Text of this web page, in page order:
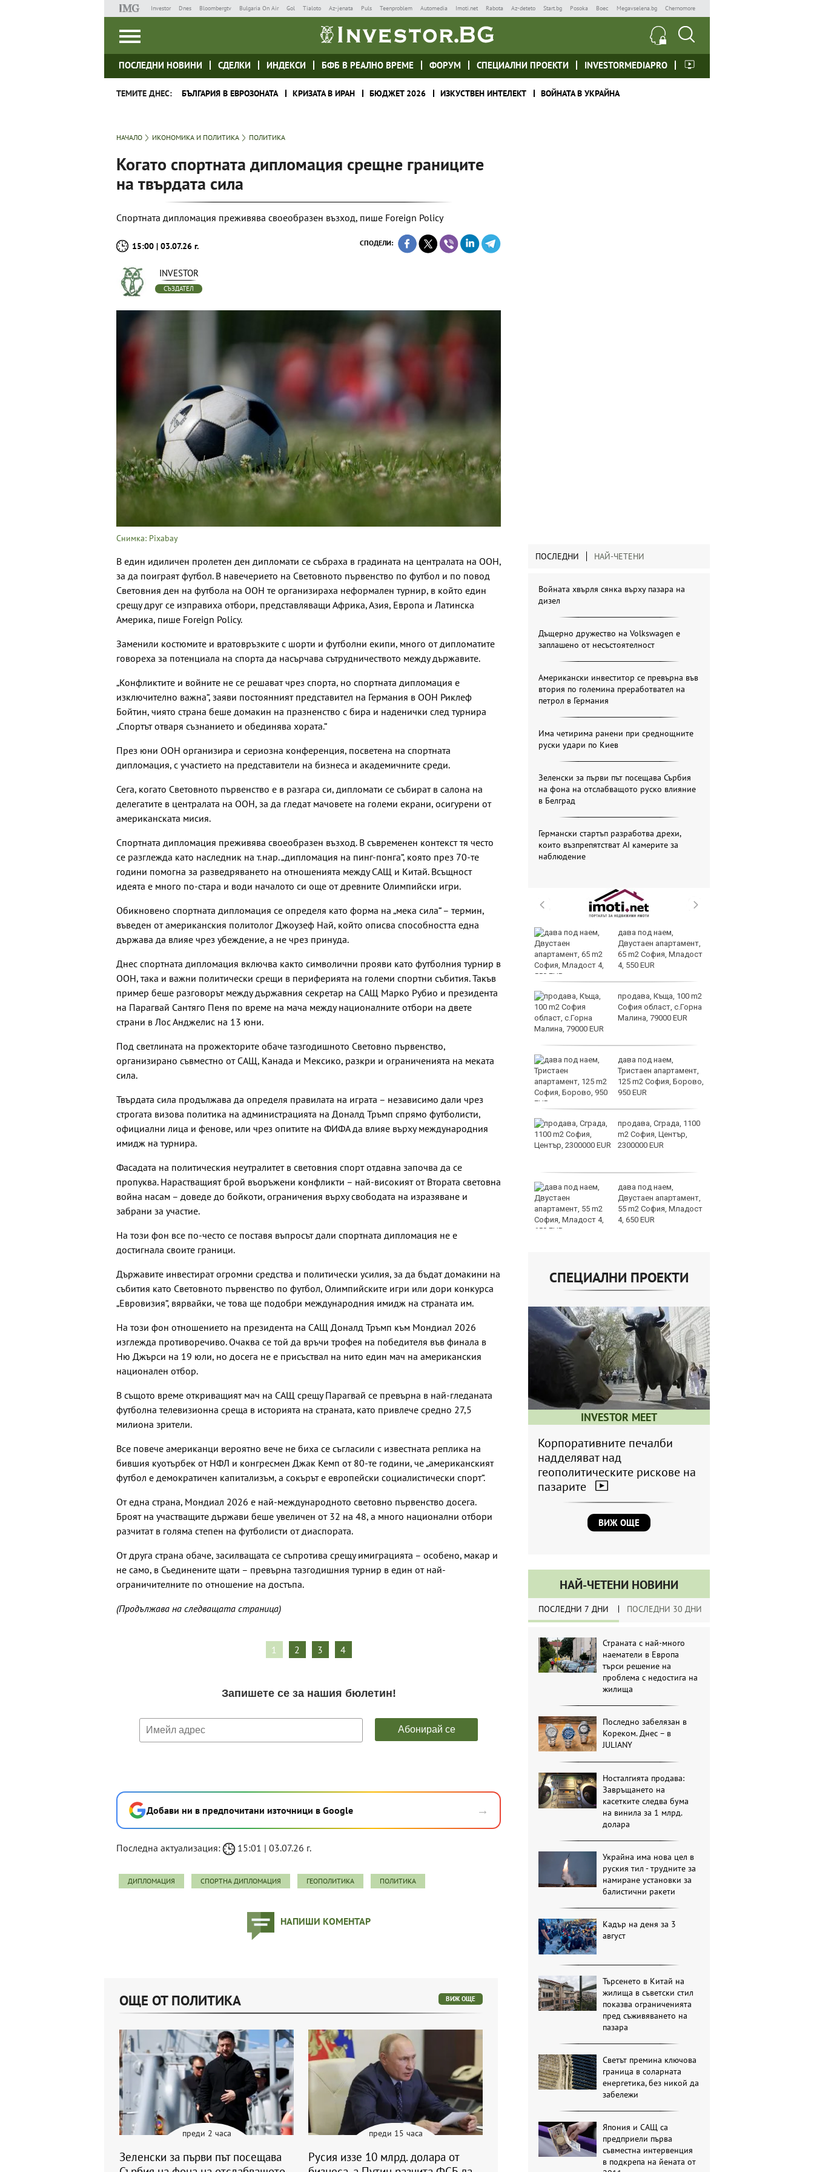
Investor Dnes Bloombergtv Bulgaria On Air Gol Tialoto Az-jenata Puls Teenproblem Automedia Imoti.net Rabota Az-deteto Start.bg Posoka Boec Megavselena.bg Chernomore
ПОСЛЕДНИ НОВИНИ СДЕЛКИ ИНДЕКСИ БФБ В РЕАЛНО ВРЕМЕ ФОРУМ СПЕЦИАЛНИ ПРОЕКТИ INVESTORMEDIAPRO
ТЕМИТЕ ДНЕС: БЪЛГАРИЯ В ЕВРОЗОНАТА КРИЗАТА В ИРАН БЮДЖЕТ 2026 ИЗКУСТВЕН ИНТЕЛЕКТ ВОЙНАТА В УКРАЙНА
НАЧАЛО ИКОНОМИКА И ПОЛИТИКА ПОЛИТИКА
Когато спортната дипломация срещне границите
на твърдата сила
Спортната дипломация преживява своеобразен възход, пише Foreign Policy
15:00 | 03.07.26 г. СПОДЕЛИ:
INVESTOR
СЪЗДАТЕЛ
Снимка: Pixabay
В един идиличен пролетен ден дипломати се събраха в градината на централата на ООН,
за да поиграят футбол. В навечерието на Световното първенство по футбол и по повод
Световния ден на футбола на ООН те организираха неформален турнир, в който един
срещу друг се изправиха отбори, представляващи Африка, Азия, Европа и Латинска
Америка, пише Foreign Policy.
Заменили костюмите и вратовръзките с шорти и футболни екипи, много от дипломатите
говореха за потенциала на спорта да насърчава сътрудничеството между държавите.
„Конфликтите и войните не се решават чрез спорта, но спортната дипломация е
изключително важна“, заяви постоянният представител на Германия в ООН Риклеф
Бойтин, чиято страна беше домакин на празненство с бира и наденички след турнира
„Спортът отваря съзнанието и обединява хората.“
През юни ООН организира и сериозна конференция, посветена на спортната
дипломация, с участието на представители на бизнеса и академичните среди.
Сега, когато Световното първенство е в разгара си, дипломати се събират в салона на
делегатите в централата на ООН, за да гледат мачовете на големи екрани, осигурени от
американската мисия.
Спортната дипломация преживява своеобразен възход. В съвременен контекст тя често
се разглежда като наследник на т.нар. „дипломация на пинг-понга“, която през 70-те
години помогна за разведряването на отношенията между САЩ и Китай. Всъщност
идеята е много по-стара и води началото си още от древните Олимпийски игри.
Обикновено спортната дипломация се определя като форма на „мека сила“ – термин,
въведен от американския политолог Джоузеф Най, който описва способността една
държава да влияе чрез убеждение, а не чрез принуда.
Днес спортната дипломация включва както символични прояви като футболния турнир в
ООН, така и важни политически срещи в периферията на големи спортни събития. Такъв
пример беше разговорът между държавния секретар на САЩ Марко Рубио и президента
на Парагвай Сантяго Пеня по време на мача между националните отбори на двете
страни в Лос Анджелис на 13 юни.
Под светлината на прожекторите обаче тазгодишното Световно първенство,
организирано съвместно от САЩ, Канада и Мексико, разкри и ограниченията на меката
сила.
Твърдата сила продължава да определя правилата на играта – независимо дали чрез
строгата визова политика на администрацията на Доналд Тръмп спрямо футболисти,
официални лица и фенове, или чрез опитите на ФИФА да влияе върху международния
имидж на турнира.
Фасадата на политическия неутралитет в световния спорт отдавна започва да се
пропуква. Нарастващият брой въоръжени конфликти – най-високият от Втората световна
война насам – доведе до бойкоти, ограничения върху свободата на изразяване и
забрани за участие.
На този фон все по-често се поставя въпросът дали спортната дипломация не е
достигнала своите граници.
Държавите инвестират огромни средства и политически усилия, за да бъдат домакини на
събития като Световното първенство по футбол, Олимпийските игри или дори конкурса
„Евровизия“, вярвайки, че това ще подобри международния имидж на страната им.
На този фон отношението на президента на САЩ Доналд Тръмп към Мондиал 2026
изглежда противоречиво. Очаква се той да връчи трофея на победителя във финала в
Ню Джърси на 19 юли, но досега не е присъствал на нито един мач на американския
национален отбор.
В същото време откриващият мач на САЩ срещу Парагвай се превърна в най-гледаната
футболна телевизионна среща в историята на страната, като привлече средно 27,5
милиона зрители.
Все повече американци вероятно вече не биха се съгласили с известната реплика на
бившия куотърбек от НФЛ и конгресмен Джак Кемп от 80-те години, че „американският
футбол е демократичен капитализъм, а сокърът е европейски социалистически спорт“.
От една страна, Мондиал 2026 е най-международното световно първенство досега.
Броят на участващите държави беше увеличен от 32 на 48, а много национални отбори
разчитат в голяма степен на футболисти от диаспората.
От друга страна обаче, засилващата се съпротива срещу имиграцията – особено, макар и
не само, в Съединените щати – превърна тазгодишния турнир в един от най-
ограничителните по отношение на достъпа.
(Продължава на следващата страница)
1 2 3 4
Добави ни в предпочитани източници в Google →
Последна актуализация: 15:01 | 03.07.26 г.
ДИПЛОМАЦИЯ СПОРТНА ДИПЛОМАЦИЯ ГЕОПОЛИТИКА ПОЛИТИКА
НАПИШИ КОМЕНТАР
ПОСЛЕДНИ НАЙ-ЧЕТЕНИ
Войната хвърля сянка върху пазара на
дизел
Дъщерно дружество на Volkswagen е
заплашено от несъстоятелност
Американски инвеститор се превърна във
втория по големина преработвател на
петрол в Германия
Има четирима ранени при среднощните
руски удари по Киев
Зеленски за първи път посещава Сърбия
на фона на отслабващото руско влияние
в Белград
Германски стартъп разработва дрехи,
които възпрепятстват AI камерите за
наблюдение
DARA и Орлин Павлов
Аварии оставят без
вода стотици
Европа бележи ръст
завладява Варна днес
30 души са
пострадали при
дава под наем,
Двустаен апартамент,
65 m2 София, Младост
4, 550 EUR
продава, Къща, 100 m2
София област, с.Горна
Малина, 79000 EUR
дава под наем,
Тристаен апартамент,
125 m2 София, Борово,
950 EUR
продава, Сграда, 1100
m2 София, Център,
2300000 EUR
дава под наем,
Двустаен апартамент,
55 m2 София, Младост
4, 650 EUR
СПЕЦИАЛНИ ПРОЕКТИ
INVESTOR MEET
Корпоративните печалби
надделяват над
геополитическите рискове на
пазарите
ВИЖ ОЩЕ
НАЙ-ЧЕТЕНИ НОВИНИ
ПОСЛЕДНИ 7 ДНИ ПОСЛЕДНИ 30 ДНИ
Страната с най-много
наематели в Европа
търси решение на
проблема с недостига на
жилища
Последно забелязан в
Кореком. Днес – в
JULIANY
Носталгията продава:
Завръщането на
касетките следва бума
на винила за 1 млрд.
долара
Украйна има нова цел в
руския тил - трудните за
намиране установки за
балистични ракети
Кадър на деня за 3
август
Търсенето в Китай на
жилища в съветски стил
показва ограниченията
пред съживяването на
пазара
Светът премина ключова
граница в соларната
енергетика, без никой да
забележи
Япония и САЩ са
предприели първа
съвместна интервенция
в подкрепа на йената от
ОЩЕ ОТ ПОЛИТИКА ВИЖ ОЩЕ
преди 2 часа
Зеленски за първи път посещава
преди 15 часа
Русия иззе 10 млрд. долара от